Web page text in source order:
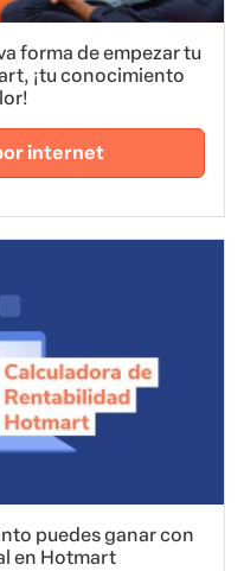
forma de empezar tu
¡tu conocimiento
internet
puedes ganar con
en Hotmart